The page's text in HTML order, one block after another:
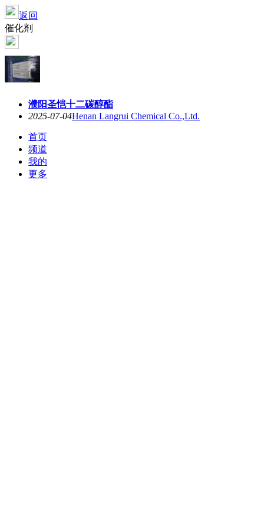
返回
催化剂
濮阳圣恺十二碳醇酯
2025-07-04Henan Langrui Chemical Co.,Ltd.
首页
频道
我的
更多